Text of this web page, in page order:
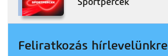
Feliratkozás hírlevelünkre